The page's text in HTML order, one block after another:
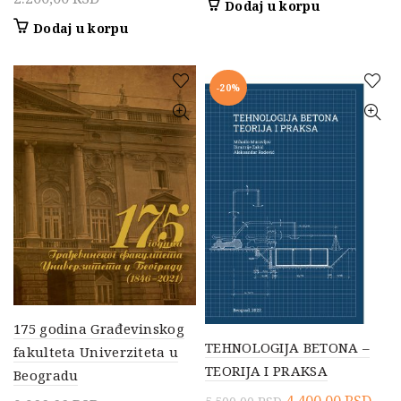
Dodaj u korpu
Dodaj u korpu
175 godina Građevinskog
fakulteta Univerziteta u
Beogradu
-20%
TEHNOLOGIJA BETONA –
TEORIJA I PRAKSA